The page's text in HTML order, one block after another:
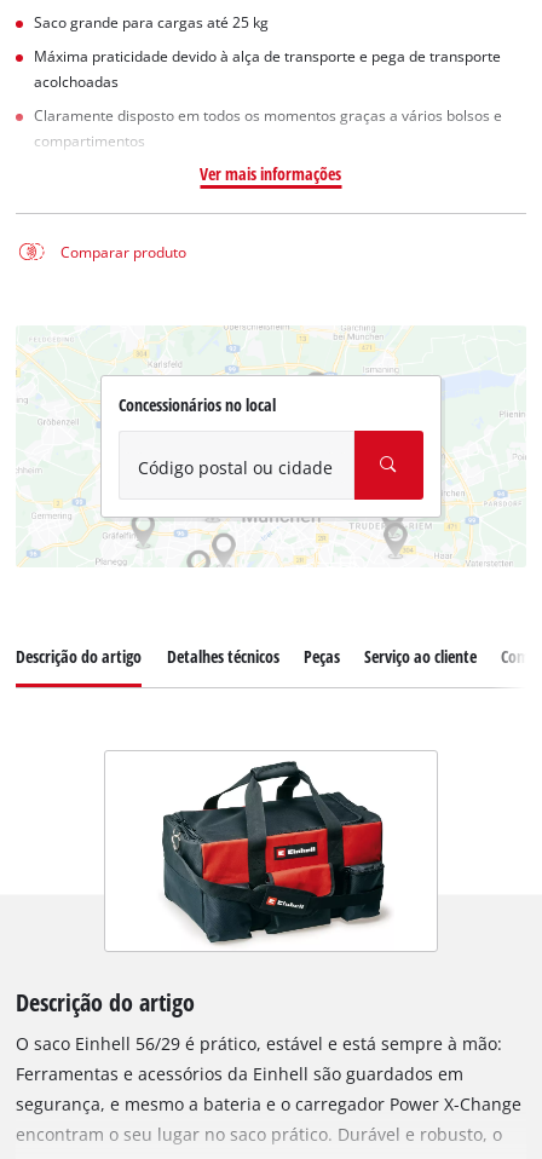
Saco grande para cargas até 25 kg
Máxima praticidade devido à alça de transporte e pega de transporte
acolchoadas
Claramente disposto em todos os momentos graças a vários bolsos e
compartimentos
Ver mais informações
Comparar produto
Concessionários no local
Código postal ou cidade
Descrição do artigo Detalhes técnicos Peças Serviço ao cliente
Descrição do artigo
O saco Einhell 56/29 é prático, estável e está sempre à mão:
Ferramentas e acessórios da Einhell são guardados em
segurança, e mesmo a bateria e o carregador Power X-Change
encontram o seu lugar no saco prático. Durável e robusto, o